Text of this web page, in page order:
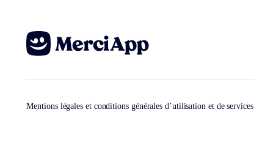
Mentions légales et conditions générales d’utilisation et de services